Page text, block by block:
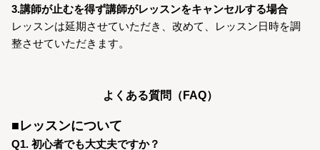
3.講師が止むを得ず講師がレッスンをキャンセルする場合
レッスンは延期させていただき、改めて、レッスン日時を調
整させていただきます。
よくある質問（FAQ）
■レッスンについて
Q1. 初心者でも大丈夫ですか？